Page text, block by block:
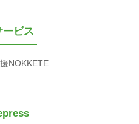
ービス
NOKKETE